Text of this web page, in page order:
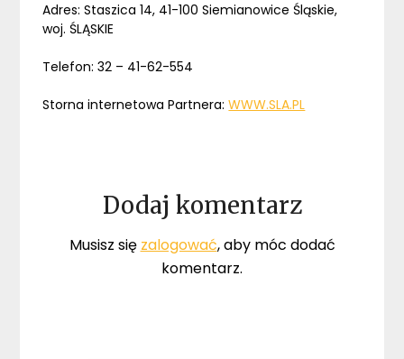
Adres: Staszica 14, 41-100 Siemianowice Śląskie,
woj. ŚLĄSKIE
Telefon: 32 – 41-62-554
Storna internetowa Partnera:WWW.SLA.PL
Dodaj komentarz
Musisz się zalogować, aby móc dodać
komentarz.